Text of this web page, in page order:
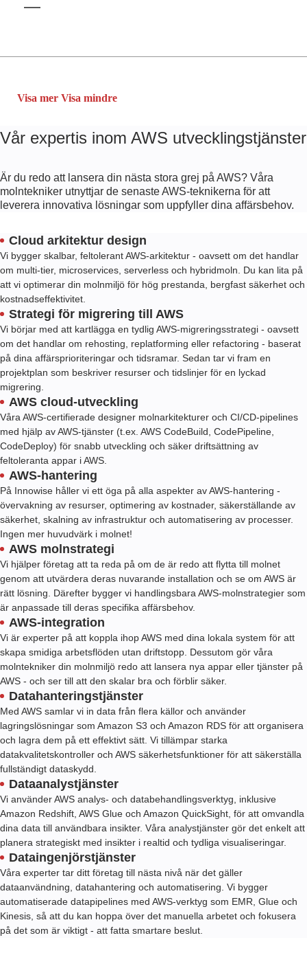
Visa mer Visa mindre
Vår expertis inom AWS utvecklingstjänster
Är du redo att lansera din nästa stora grej på AWS? Våra
molntekniker utnyttjar de senaste AWS-teknikerna för att
leverera innovativa lösningar som uppfyller dina affärsbehov.
Cloud arkitektur design
Vi bygger skalbar, feltolerant AWS-arkitektur - oavsett om det handlar
om multi-tier, microservices, serverless och hybridmoln. Du kan lita på
att vi optimerar din molnmiljö för hög prestanda, bergfast säkerhet och
kostnadseffektivitet.
Strategi för migrering till AWS
Vi börjar med att kartlägga en tydlig AWS-migreringsstrategi - oavsett
om det handlar om rehosting, replatforming eller refactoring - baserat
på dina affärsprioriteringar och tidsramar. Sedan tar vi fram en
projektplan som beskriver resurser och tidslinjer för en lyckad
migrering.
AWS cloud-utveckling
Våra AWS-certifierade designer molnarkitekturer och CI/CD-pipelines
med hjälp av AWS-tjänster (t.ex. AWS CodeBuild, CodePipeline,
CodeDeploy) för snabb utveckling och säker driftsättning av
feltoleranta appar i AWS.
AWS-hantering
På Innowise håller vi ett öga på alla aspekter av AWS-hantering -
övervakning av resurser, optimering av kostnader, säkerställande av
säkerhet, skalning av infrastruktur och automatisering av processer.
Ingen mer huvudvärk i molnet!
AWS molnstrategi
Vi hjälper företag att ta reda på om de är redo att flytta till molnet
genom att utvärdera deras nuvarande installation och se om AWS är
rätt lösning. Därefter bygger vi handlingsbara AWS-molnstrategier som
är anpassade till deras specifika affärsbehov.
AWS-integration
Vi är experter på att koppla ihop AWS med dina lokala system för att
skapa smidiga arbetsflöden utan driftstopp. Dessutom gör våra
molntekniker din molnmiljö redo att lansera nya appar eller tjänster på
AWS - och ser till att den skalar bra och förblir säker.
Datahanteringstjänster
Med AWS samlar vi in data från flera källor och använder
lagringslösningar som Amazon S3 och Amazon RDS för att organisera
och lagra dem på ett effektivt sätt. Vi tillämpar starka
datakvalitetskontroller och AWS säkerhetsfunktioner för att säkerställa
fullständigt dataskydd.
Dataanalystjänster
Vi använder AWS analys- och databehandlingsverktyg, inklusive
Amazon Redshift, AWS Glue och Amazon QuickSight, för att omvandla
dina data till användbara insikter. Våra analystjänster gör det enkelt att
planera strategiskt med insikter i realtid och tydliga visualiseringar.
Dataingenjörstjänster
Våra experter tar ditt företag till nästa nivå när det gäller
dataanvändning, datahantering och automatisering. Vi bygger
automatiserade datapipelines med AWS-verktyg som EMR, Glue och
Kinesis, så att du kan hoppa över det manuella arbetet och fokusera
på det som är viktigt - att fatta smartare beslut.